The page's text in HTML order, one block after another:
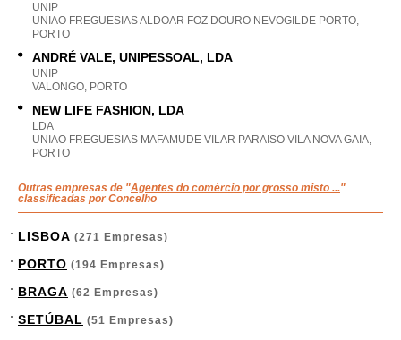
UNIP
UNIAO FREGUESIAS ALDOAR FOZ DOURO NEVOGILDE PORTO,
PORTO
ANDRÉ VALE, UNIPESSOAL, LDA
UNIP
VALONGO, PORTO
NEW LIFE FASHION, LDA
LDA
UNIAO FREGUESIAS MAFAMUDE VILAR PARAISO VILA NOVA GAIA,
PORTO
Outras empresas de "Agentes do comércio por grosso misto ..."
classificadas por Concelho
LISBOA (271 Empresas)
PORTO (194 Empresas)
BRAGA (62 Empresas)
SETÚBAL (51 Empresas)